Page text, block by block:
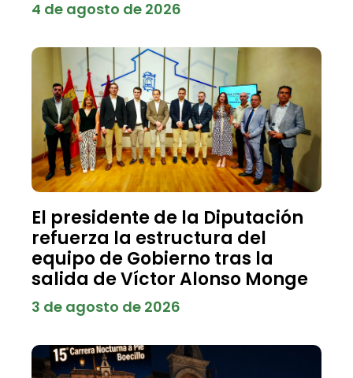
4 de agosto de 2026
El presidente de la Diputación
refuerza la estructura del
equipo de Gobierno tras la
salida de Víctor Alonso Monge
3 de agosto de 2026